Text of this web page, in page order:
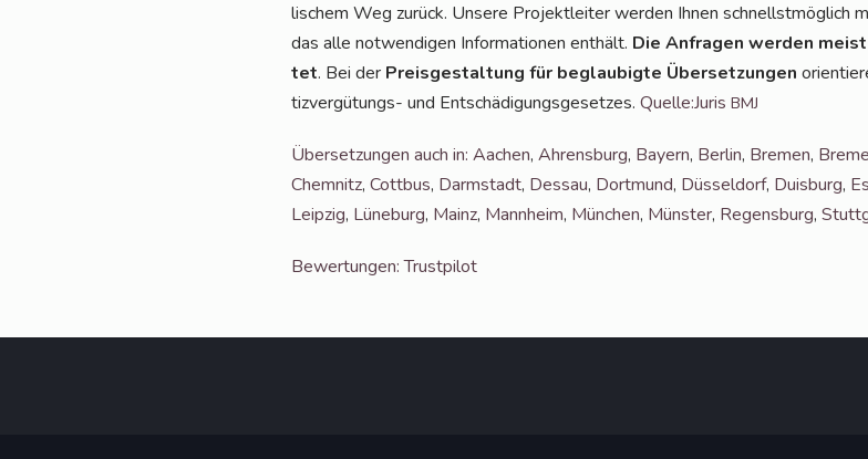
li­schem Weg zurück. Unse­re Pro­jekt­lei­ter wer­den Ihnen schnellst­mög­lich
das alle not­wen­di­gen Infor­ma­tio­nen ent­hält. Die Anfra­gen wer­den
tet. Bei der Preis­ge­stal­tung für beglau­big­te Über­set­zun­gen
tiz­ver­gü­tungs- und Ent­schä­di­gungs­ge­set­zes. Quelle:Juris BMJ
Über­set­zun­gen auch in: Aachen, Ahrens­burg, Bay­ern, Ber­lin, Bre­men,
Chem­nitz, Cott­bus, Darm­stadt, Des­sau, Dort­mund, Düs­sel­dorf, Duis­burg,
Leip­zig, Lüne­burg, Mainz, Mann­heim, Mün­chen, Müns­ter, Regens­burg,
Bewer­tun­gen: Trustpilot